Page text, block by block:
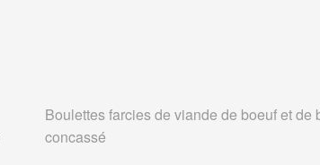
Boulettes farcies de viande de boeuf et de
concassé